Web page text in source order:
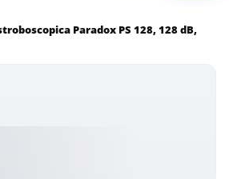
Paradox PS 128, 128 dB,